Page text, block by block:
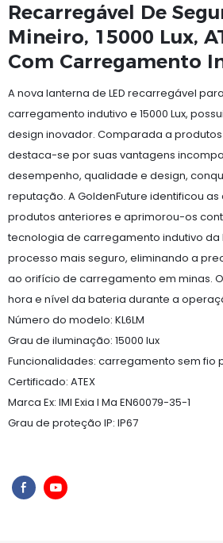
Recarregável De
Mineiro, 15000 Lux,
Com Carregamento
A nova lanterna de LED recarregável
carregamento indutivo e 15000 Lux,
design inovador. Comparada a
destaca-se por suas vantagens
desempenho, qualidade e design,
reputação. A GoldenFuture identificou
produtos anteriores e aprimorou-os
tecnologia de carregamento indutivo da
processo mais seguro, eliminando a
ao orifício de carregamento em minas. O
hora e nível da bateria durante a
Número do modelo: KL6LM
Grau de iluminação: 15000 lux
Funcionalidades: carregamento sem fio
Certificado: ATEX
Marca Ex: IMI Exia I Ma EN60079-35-1
Grau de proteção IP: IP67